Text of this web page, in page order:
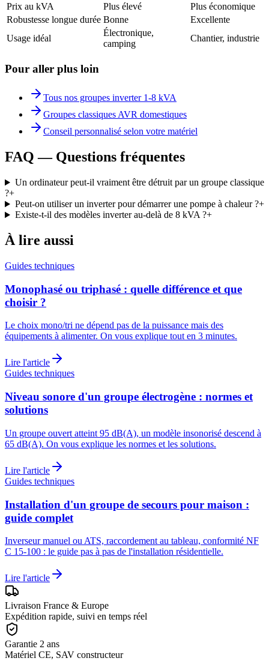
Prix au kVA Plus élevé
Plus économique
Robustesse longue durée Bonne
Excellente
Usage idéal
Électronique,
camping
Chantier, industrie
Pour aller plus loin
Tous nos groupes inverter 1-8 kVA
Groupes classiques AVR domestiques
Conseil personnalisé selon votre matériel
FAQ — Questions fréquentes
Un ordinateur peut-il vraiment être détruit par un groupe classique
?+
Peut-on utiliser un inverter pour démarrer une pompe à chaleur ?+
Existe-t-il des modèles inverter au-delà de 8 kVA ?+
À lire aussi
Guides techniques
Monophasé ou triphasé : quelle différence et que
choisir ?
Le choix mono/tri ne dépend pas de la puissance mais des
équipements à alimenter. On vous explique tout en 3 minutes.
Lire l'article
Guides techniques
Niveau sonore d'un groupe électrogène : normes et
solutions
Un groupe ouvert atteint 95 dB(A), un modèle insonorisé descend à
65 dB(A). On vous explique les normes et les solutions.
Lire l'article
Guides techniques
Installation d'un groupe de secours pour maison :
guide complet
Inverseur manuel ou ATS, raccordement au tableau, conformité NF
C 15-100 : le guide pas à pas de l'installation résidentielle.
Lire l'article
Livraison France & Europe
Expédition rapide, suivi en temps réel
Garantie 2 ans
Matériel CE, SAV constructeur